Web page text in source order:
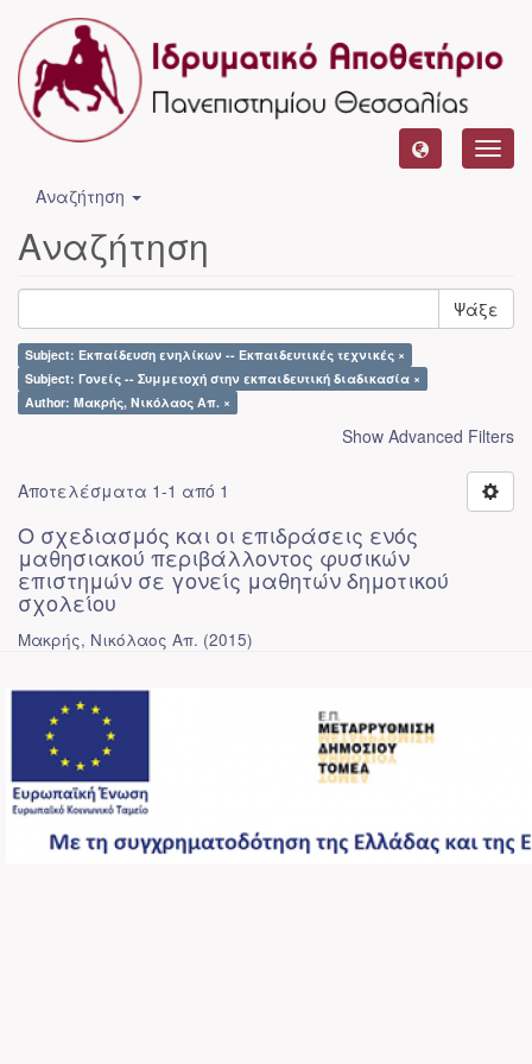
Αναζήτηση
Αναζήτηση
Ψάξε
Subject: Εκπαίδευση ενηλίκων -- Εκπαιδευτικές τεχνικές ×
Subject: Γονείς -- Συμμετοχή στην εκπαιδευτική διαδικασία ×
Author: Μακρής, Νικόλαος Απ. ×
Show Advanced Filters
Αποτελέσματα 1-1 από 1
Ο σχεδιασμός και οι επιδράσεις ενός
μαθησιακού περιβάλλοντος φυσικών
επιστημών σε γονείς μαθητών δημοτικού
σχολείου
Μακρής, Νικόλαος Απ. (2015)